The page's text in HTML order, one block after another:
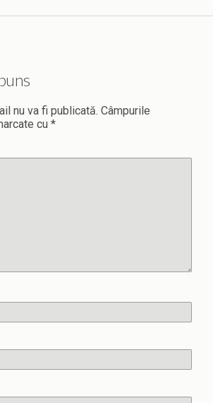
nu va fi publicată. Câmpurile
cu *